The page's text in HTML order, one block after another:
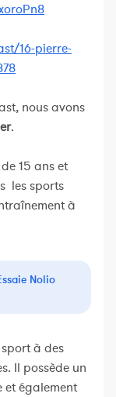
16-pierre-
nous avons
.
15 ans et
les sports
à
Nolio
à des
Il possède un
et également